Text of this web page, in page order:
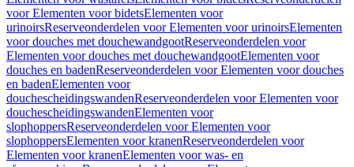
voor Elementen voor bidetsElementen voor
urinoirsReserveonderdelen voor Elementen voor urinoirsElementen
voor douches met douchewandgootReserveonderdelen voor
Elementen voor douches met douchewandgootElementen voor
douches en badenReserveonderdelen voor Elementen voor douches
en badenElementen voor
douchescheidingswandenReserveonderdelen voor Elementen voor
douchescheidingswandenElementen voor
slophoppersReserveonderdelen voor Elementen voor
slophoppersElementen voor kranenReserveonderdelen voor
Elementen voor kranenElementen voor was- en